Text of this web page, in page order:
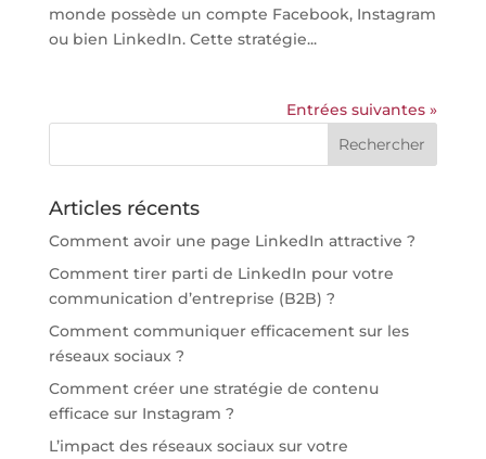
monde possède un compte Facebook, Instagram
ou bien LinkedIn. Cette stratégie...
Entrées suivantes »
Articles récents
Comment avoir une page LinkedIn attractive ?
Comment tirer parti de LinkedIn pour votre
communication d’entreprise (B2B) ?
Comment communiquer efficacement sur les
réseaux sociaux ?
Comment créer une stratégie de contenu
efficace sur Instagram ?
L’impact des réseaux sociaux sur votre